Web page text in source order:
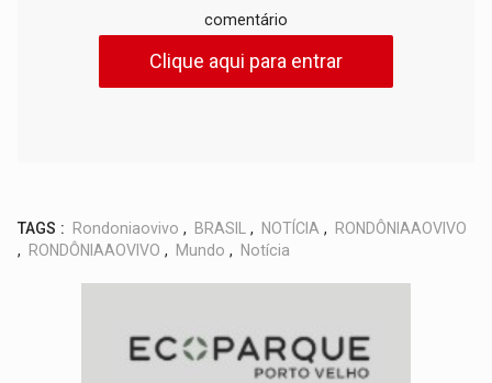
comentário
Clique aqui para entrar
TAGS : Rondoniaovivo , BRASIL , NOTÍCIA , RONDÔNIAAOVIVO
, RONDÔNIAAOVIVO , Mundo , Notícia